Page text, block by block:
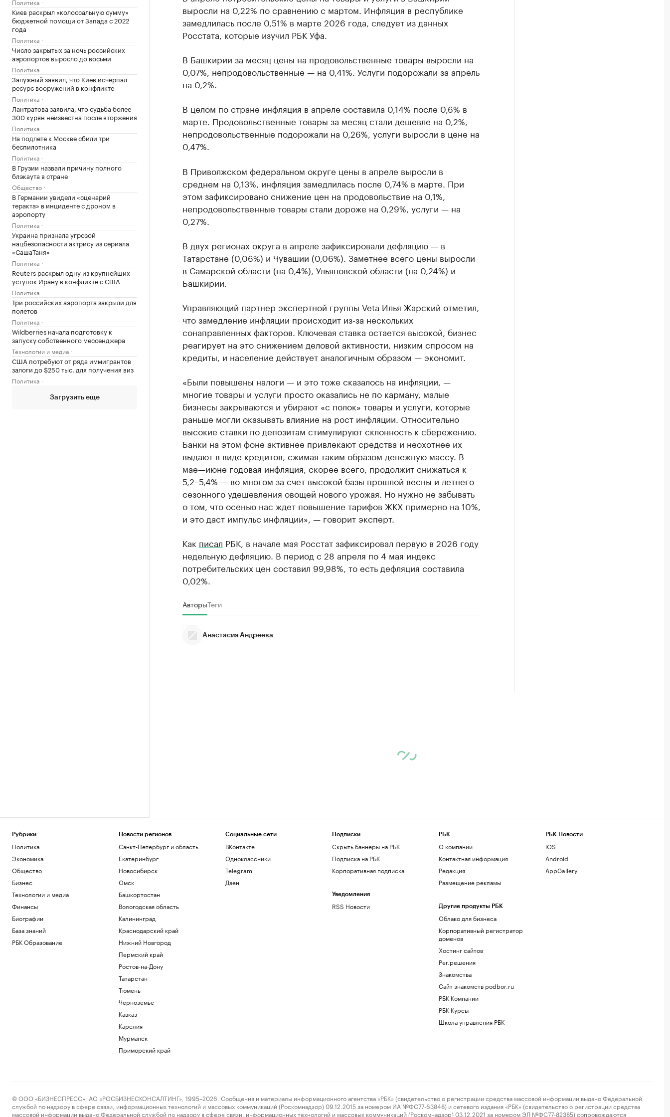
Киев раскрыл «колоссальную сумму»
бюджетной помощи от Запада с 2022
года
Политика
Число закрытых за ночь российских
аэропортов выросло до восьми
Политика
Залужный заявил, что Киев исчерпал
ресурс вооружений в конфликте
Политика
Лантратова заявила, что судьба более
300 курян неизвестна после вторжения
Политика
На подлете к Москве сбили три
беспилотника
Политика
В Грузии назвали причину полного
блэкаута в стране
Общество
В Германии увидели «сценарий
теракта» в инциденте с дроном в
аэропорту
Политика
Украина признала угрозой
нацбезопасности актрису из сериала
«СашаТаня»
Политика
Reuters раскрыл одну из крупнейших
уступок Ирану в конфликте с США
Политика
Три российских аэропорта закрыли для
полетов
Политика
Wildberries начала подготовку к
запуску собственного мессенджера
Технологии и медиа
США потребуют от ряда иммигрантов
залоги до $250 тыс. для получения виз
Политика
Загрузить еще
выросли на 0,22% по сравнению с мартом. Инфляция в республике
замедлилась после 0,51% в марте 2026 года, следует из данных
Росстата, которые изучил РБК Уфа.
В Башкирии за месяц цены на продовольственные товары выросли на
0,07%, непродовольственные — на 0,41%. Услуги подорожали за апрель
на 0,2%.
В целом по стране инфляция в апреле составила 0,14% после 0,6% в
марте. Продовольственные товары за месяц стали дешевле на 0,2%,
непродовольственные подорожали на 0,26%, услуги выросли в цене на
0,47%.
В Приволжском федеральном округе цены в апреле выросли в
среднем на 0,13%, инфляция замедлилась после 0,74% в марте. При
этом зафиксировано снижение цен на продовольствие на 0,1%,
непродовольственные товары стали дороже на 0,29%, услуги — на
0,27%.
В двух регионах округа в апреле зафиксировали дефляцию — в
Татарстане (0,06%) и Чувашии (0,06%). Заметнее всего цены выросли
в Самарской области (на 0,4%), Ульяновской области (на 0,24%) и
Башкирии.
Управляющий партнер экспертной группы Veta Илья Жарский отметил,
что замедление инфляции происходит из-за нескольких
сонаправленных факторов. Ключевая ставка остается высокой, бизнес
реагирует на это снижением деловой активности, низким спросом на
кредиты, и население действует аналогичным образом — экономит.
«Были повышены налоги — и это тоже сказалось на инфляции, —
многие товары и услуги просто оказались не по карману, малые
бизнесы закрываются и убирают «с полок» товары и услуги, которые
раньше могли оказывать влияние на рост инфляции. Относительно
высокие ставки по депозитам стимулируют склонность к сбережению.
Банки на этом фоне активнее привлекают средства и неохотнее их
выдают в виде кредитов, сжимая таким образом денежную массу. В
мае—июне годовая инфляция, скорее всего, продолжит снижаться к
5,2–5,4% — во многом за счет высокой базы прошлой весны и летнего
сезонного удешевления овощей нового урожая. Но нужно не забывать
о том, что осенью нас ждет повышение тарифов ЖКХ примерно на 10%,
и это даст импульс инфляции», — говорит эксперт.
Как писал РБК, в начале мая Росстат зафиксировал первую в 2026 году
недельную дефляцию. В период с 28 апреля по 4 мая индекс
потребительских цен составил 99,98%, то есть дефляция составила
0,02%.
АвторыТеги
Анастасия Андреева
Рубрики
Политика
Экономика
Общество
Бизнес
Технологии и медиа
Финансы
Биографии
База знаний
РБК Образование
Новости регионов
Санкт-Петербург и область
Екатеринбург
Новосибирск
Омск
Башкортостан
Вологодская область
Калининград
Краснодарский край
Нижний Новгород
Пермский край
Ростов-на-Дону
Татарстан
Тюмень
Черноземье
Кавказ
Карелия
Мурманск
Приморский край
Социальные сети
ВКонтакте
Одноклассники
Telegram
Дзен
Подписки
Скрыть баннеры на РБК
Подписка на РБК
Корпоративная подписка
Уведомления
RSS Новости
РБК
О компании
Контактная информация
Редакция
Размещение рекламы
Другие продукты РБК
Облако для бизнеса
Корпоративный регистратор
доменов
Хостинг сайтов
Рег.решения
Знакомства
Сайт знакомств podbor.ru
РБК Компании
РБК Курсы
Школа управления РБК
РБК Новости
iOS
Android
AppGallery
© ООО «БИЗНЕСПРЕСС», АО «РОСБИЗНЕСКОНСАЛТИНГ», 1995–2026. Сообщения и материалы информационного агентства «РБК» (свидетельство о регистрации средства массовой информации выдано Федеральной
службой по надзору в сфере связи, информационных технологий и массовых коммуникаций (Роскомнадзор) 09.12.2015 за номером ИА №ФС77-63848) и сетевого издания «РБК» (свидетельство о регистрации средства
массовой информации выдано Федеральной службой по надзору в сфере связи, информационных технологий и массовых коммуникаций (Роскомнадзор) 03.12.2021 за номером ЭЛ №ФС77-82385) сопровождаются